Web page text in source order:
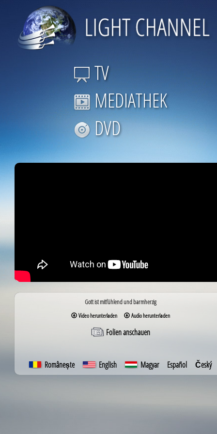
TV
MEDIATHEK
DVD
Gott ist mitfühlend und barmherzig
Video herunterladen Audio herunterladen
Folien anschauen
Românește English Magyar Español Český